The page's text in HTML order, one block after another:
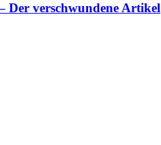
Der verschwundene Artikel